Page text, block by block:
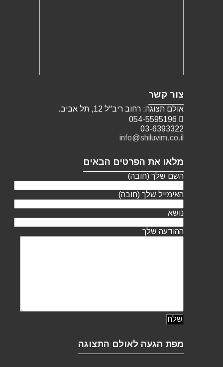
צור קשר
אולם תצוגה: רחוב ריב"ל 12, תל אביב.
03-6393322
info@shiluvim.co.il
מלאו את הפרטים הבאים
השם שלך (חובה)
האימייל שלך (חובה)
נושא
ההודעה שלך
מפת הגעה לאולם התצוגה